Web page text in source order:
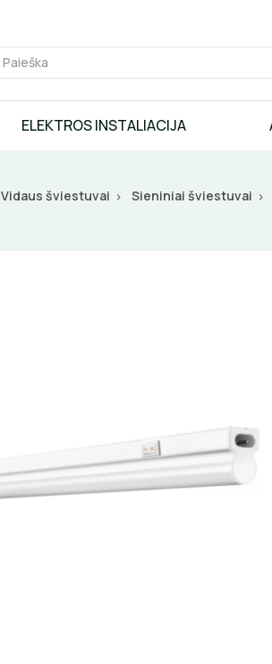
ELEKTROS INSTALIACIJA
Vidaus šviestuvai Sieniniai šviestuvai